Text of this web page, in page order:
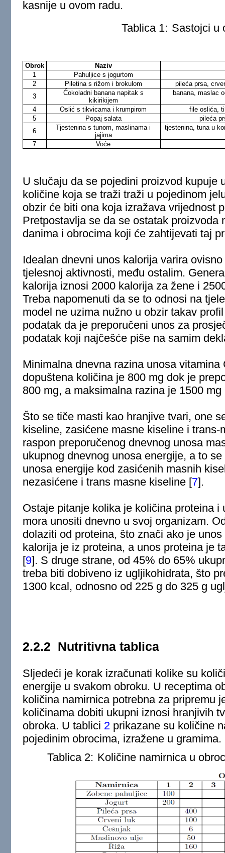
kasnije u ovom radu.
Tablica 1: Sastojci u
Obrok
Naziv
1
Pahuljice s jogurtom
2
Piletina s rižom i brokulom
pileća prsa,
3
Čokoladni banana napitak s
kikirikijem
banana, maslac
4 Oslić s tikvicama i krumpirom
file oslića,
5
Popaj salata
pileća
6
Tjestenina s tunom, maslinama i
jajima
tjestenina, tuna u
7 Voće
U slučaju da se pojedini proizvod kupuje
količine koja se traži traži u pojedinom
obzir će biti ona koja izražava vrijednost
Pretpostavlja se da se ostatak proizvoda
danima i obrocima koji će zahtijevati taj
Idealan dnevni unos kalorija varira
tjelesnoj aktivnosti, među ostalim.
kalorija iznosi 2000 kalorija za žene i
Treba napomenuti da se to odnosi na
model ne uzima nužno u obzir takav
podatak da je preporučeni unos za
podatak koji najčešće piše na samim
Minimalna dnevna razina unosa
dopuštena količina je 800 mg dok je
800 mg, a maksimalna razina je 1500 mg
Što se tiče masti kao hranjive tvari, one
kiseline, zasićene masne kiseline i
raspon preporučenog dnevnog unosa
ukupnog dnevnog unosa energije, a to
unosa energije kod zasićenih masnih
nezasićene i trans masne kiseline [7] .
Ostaje pitanje kolika je količina proteina i
mora unositi dnevno u svoj organizam.
dolaziti od proteina, što znači ako je
kalorija je iz proteina, a unos proteina je
[9] . S druge strane, od 45% do 65%
treba biti dobiveno iz ugljikohidrata, što
1300 kcal, odnosno od 225 g do 325 g
2.2.2 Nutritivna tablica
Sljedeći je korak izračunati kolike su
energije u svakom obroku. U receptima
količina namirnica potrebna za pripremu
količinama dobiti ukupni iznosi hranjivih
obroka. U tablici 2 prikazane su količine
pojedinim obrocima, izražene u gramima.
Tablica 2: Količine namirnica u